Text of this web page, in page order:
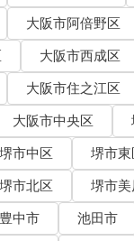
大阪市阿倍野区
大阪市西成区
大阪市住之江区
大阪市中央区
堺市中区 堺市東
堺市北区
堺市美
豊中市 池田市